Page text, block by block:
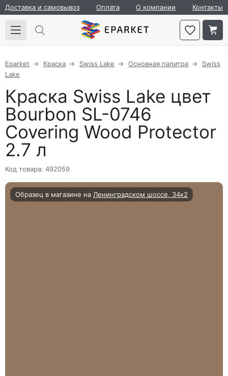
Доставка и самовывоз Оплата О компании Контакты
Eparket Краска Swiss Lake Основная палитра
Swiss
Lake
Краска Swiss Lake цвет
Bourbon SL-0746
Covering Wood Protector
2.7 л
Код товара: 492059
Образец в магазине на Ленинградском шоссе, 34к2